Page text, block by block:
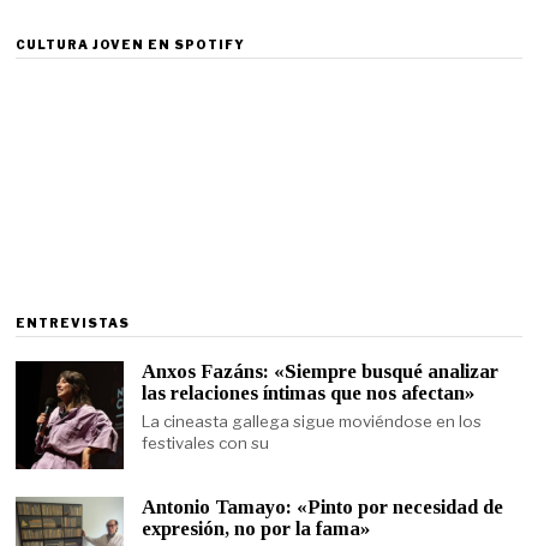
CULTURA JOVEN EN SPOTIFY
ENTREVISTAS
Anxos Fazáns: «Siempre busqué analizar
las relaciones íntimas que nos afectan»
La cineasta gallega sigue moviéndose en los
festivales con su
Antonio Tamayo: «Pinto por necesidad de
expresión, no por la fama»